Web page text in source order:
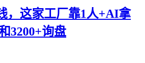
，这家工厂靠1人+AI拿
3200+询盘